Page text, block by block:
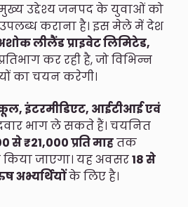
उद्देश्य जनपद के युवाओं को
उपलब्ध कराना है। इस मेले में देश
लीलैंड प्राइवेट लिमिटेड,
कर रही है, जो विभिन्न
का चयन करेगी।
इंटरमीडिएट, आईटीआई एवं
भाग ले सकते हैं। चयनित
से ₹21,000 प्रति माहतक
जाएगा। यह अवसर18 से
अभ्यर्थियोंके लिए है।